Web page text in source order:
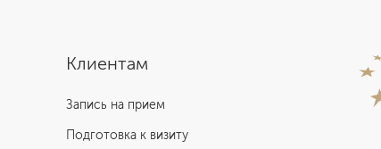
Клиентам
Запись на прием
Подготовка к визиту